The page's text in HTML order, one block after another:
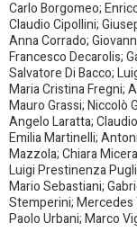
Carlo Borgomeo;
Claudio Cipollini;
Anna Corrado;
Francesco Decarolis;
Salvatore Di Bacco;
Maria Cristina Fregni;
Mauro Grassi; Niccolò
Angelo Laratta;
Emilia Martinelli;
Mazzola; Chiara
Luigi Prestinenza
Mario Sebastiani;
Stemperini; Mercedes
Paolo Urbani; Marco